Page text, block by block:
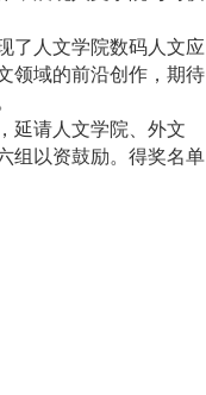
了人文学院数码人文应
领域的前沿创作，期待
延请人文学院、外文
组以资鼓励。得奖名单